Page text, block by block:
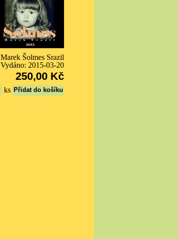
Marek Šolmes Srazil
Vydáno: 2015-03-20
250,00 Kč
ks